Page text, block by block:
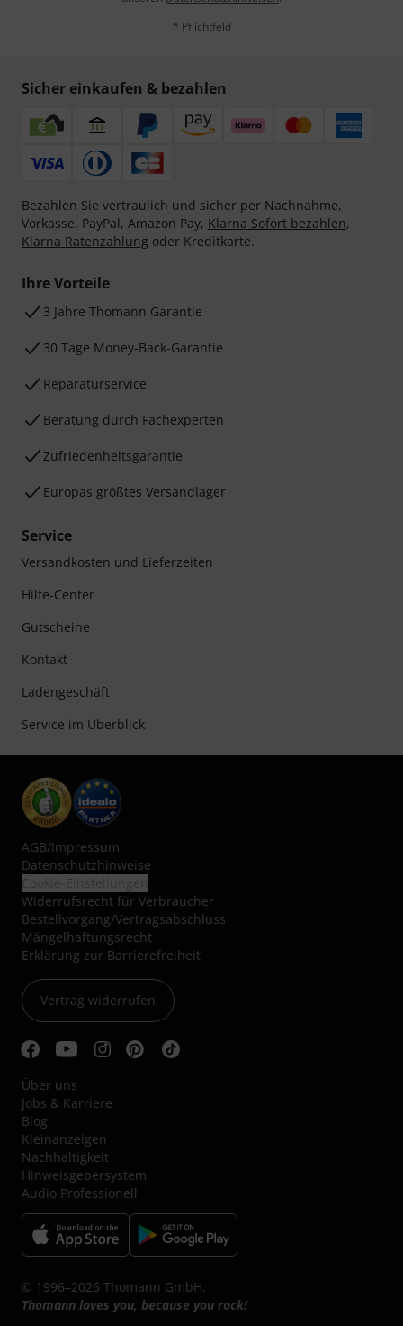
* Pflichtfeld
Sicher einkaufen & bezahlen
Bezahlen Sie vertraulich und sicher per Nachnahme,
Vorkasse, PayPal, Amazon Pay, Klarna Sofort bezahlen,
Klarna Ratenzahlung oder Kreditkarte.
Ihre Vorteile
3 Jahre Thomann Garantie
30 Tage Money-Back-Garantie
Reparaturservice
Beratung durch Fachexperten
Zufriedenheitsgarantie
Europas größtes Versandlager
Service
Versandkosten und Lieferzeiten
Hilfe-Center
Gutscheine
Kontakt
Ladengeschäft
Service im Überblick
AGB/Impressum
Datenschutzhinweise
Widerrufsrecht für Verbraucher
Bestellvorgang/Vertragsabschluss
Mängelhaftungsrecht
Erklärung zur Barrierefreiheit
Vertrag widerrufen
Über uns
Jobs & Karriere
Blog
Kleinanzeigen
Nachhaltigkeit
Hinweisgebersystem
Audio Professionell
© 1996–2026 Thomann GmbH.
Thomann loves you, because you rock!